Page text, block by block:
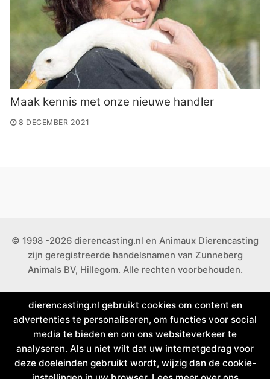
Maak kennis met onze nieuwe handler
8 DECEMBER 2021
© 1998 -2026 dierencasting.nl en Animaux Dierencasting
zijn geregistreerde handelsnamen van Zunneberg
Animals BV, Hillegom. Alle rechten voorbehouden.
dierencasting.nl gebruikt cookies om content en
advertenties te personaliseren, om functies voor social
media te bieden en om ons websiteverkeer te
analyseren. Als u niet wilt dat uw internetgedrag voor
deze doeleinden gebruikt wordt, wijzig dan de cookie-